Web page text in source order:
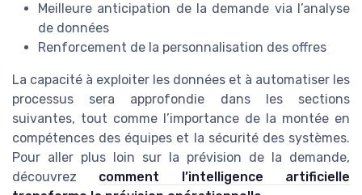
Meilleure anticipation de la demande via l’analyse
de données
Renforcement de la personnalisation des offres
La capacité à exploiter les données et à automatiser les
processus sera approfondie dans les sections
suivantes, tout comme l’importance de la montée en
compétences des équipes et la sécurité des systèmes.
Pour aller plus loin sur la prévision de la demande,
découvrez comment l’intelligence artificielle